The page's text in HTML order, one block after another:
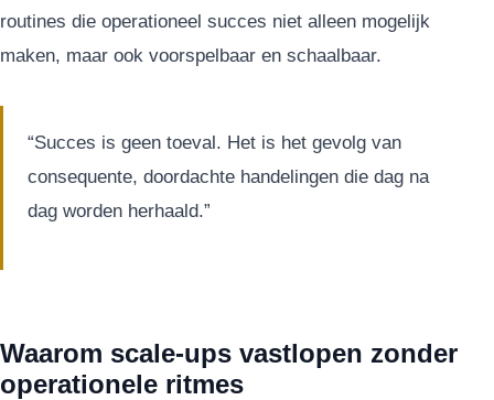
routines die operationeel succes niet alleen mogelijk
maken, maar ook voorspelbaar en schaalbaar.
“Succes is geen toeval. Het is het gevolg van
consequente, doordachte handelingen die dag na
dag worden herhaald.”
Waarom scale-ups vastlopen zonder
operationele ritmes